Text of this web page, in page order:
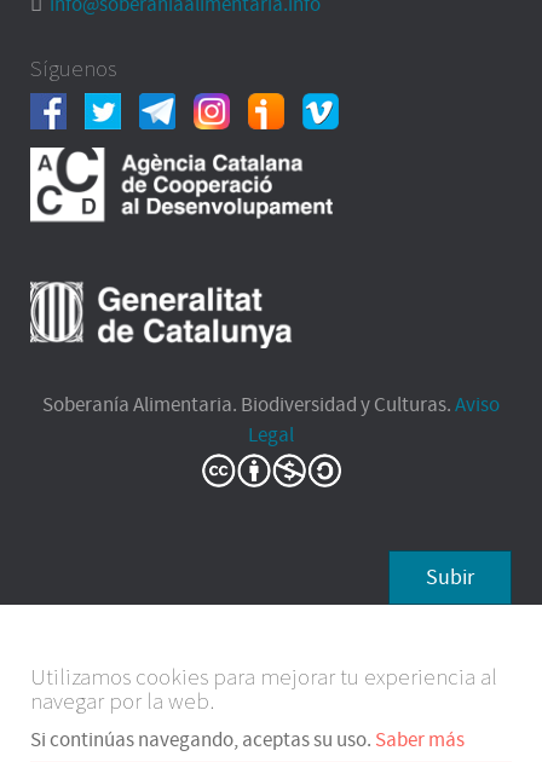
Síguenos
Soberanía Alimentaria. Biodiversidad y Culturas.Aviso
Legal
Subir
Utilizamos cookies para mejorar tu experiencia al
navegar por la web.
Si continúas navegando, aceptas su uso. Saber más